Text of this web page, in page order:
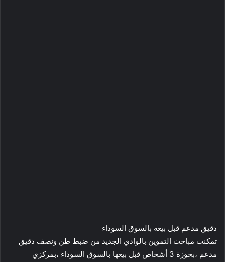
دقيق مدعم قبل بيعه بالسوق السوداء
تمكنت مباحث التموين بالوادي الجديد من ضبط طن ونصف دقيق
مدعم ،بحوزة 3 أشخاص قبل بيعها بالسوق السوداء ،بمركزي